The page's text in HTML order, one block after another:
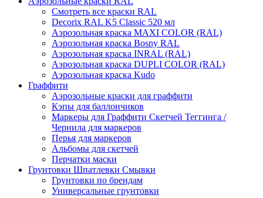
Смотреть все краски RAL
Decorix RAL K5 Classic 520 мл
Аэрозольная краска MAXI COLOR (RAL)
Аэрозольная краска Bosny RAL
Аэрозольная краска INRAL (RAL)
Аэрозольная краска DUPLI COLOR (RAL)
Аэрозольная краска Kudo
Граффити
Аэрозольные краски для граффити
Кэпы для баллончиков
Маркеры для Граффити Скетчей Теггинга /
Чернила для маркеров
Перья для маркеров
Альбомы для скетчей
Перчатки маски
Грунтовки Шпатлевки Смывки
Грунтовки по брендам
Универсальные грунтовки